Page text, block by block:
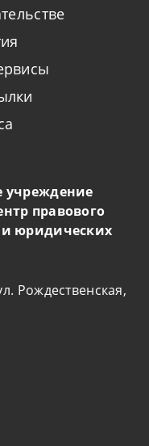
учреждение
правового
и юридических
Рождественская,